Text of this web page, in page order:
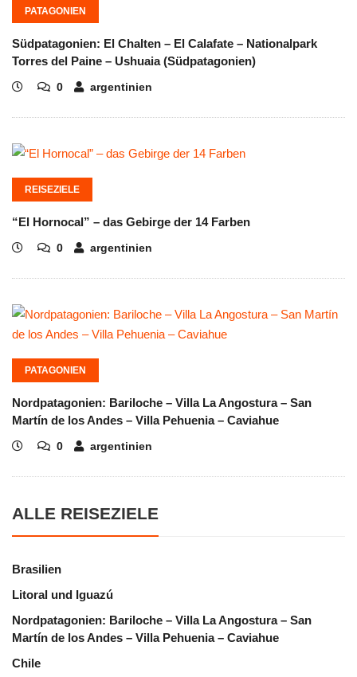
PATAGONIEN
Südpatagonien: El Chalten – El Calafate – Nationalpark
Torres del Paine – Ushuaia (Südpatagonien)
0 argentinien
REISEZIELE
“El Hornocal” – das Gebirge der 14 Farben
0 argentinien
PATAGONIEN
Nordpatagonien: Bariloche – Villa La Angostura – San
Martín de los Andes – Villa Pehuenia – Caviahue
0 argentinien
ALLE REISEZIELE
Brasilien
Litoral und Iguazú
Nordpatagonien: Bariloche – Villa La Angostura – San
Martín de los Andes – Villa Pehuenia – Caviahue
Chile